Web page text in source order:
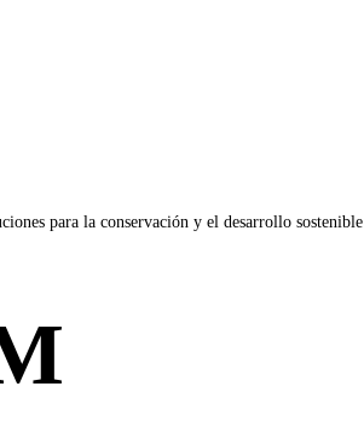
para la conservación y el desarrollo sostenible